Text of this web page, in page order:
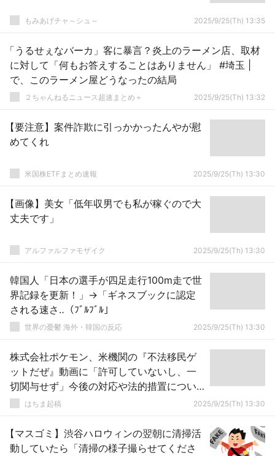
もみあげチャ～シュ～ 2025/9/25(Th) 13:35
「うるせぇなバーカ」客に暴言？炎上のラーメン店、取材
に対して「何もお答えすることはありません」 #埼玉 |
で、このラーメン屋どうなったの結局
２ちゃんねるニュース超速まとめ＋ 2025/9/25(Th) 13:32
【要注意】案件詐欺に引っかかったんやが慰
めてくれ
米国株ETFまとめ速報 2025/9/25(Th) 13:30
【画像】美女「低年収男でも私が稼ぐので大
丈夫です」
アルファルファモザイク 2025/9/25(Th) 13:30
韓国人「日本の選手が四足走行100m走で世
界記録を更新！」→「ギネスブックに認定
される速さ‥（ﾌﾞﾙﾌﾞﾙ」
世界の憂鬱 海外・韓国の反応 2025/9/25(Th) 13:30
株式会社ポケモン、米機関の『不法移民ゲ
ットだぜ』動画に「許可していないし、一
切関与せず」今後の対応や法的措置につい
ては・・・
はちま起稿 2025/9/25(Th) 13:30
【マスゴミ】渋谷ハロウィンの翌朝に清掃活
動していたら「清掃の様子撮らせてくださ